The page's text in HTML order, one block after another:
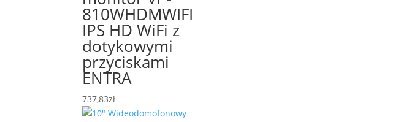
810WHDMWIFI
IPS HD WiFi z
dotykowymi
przyciskami
ENTRA
737,83zł